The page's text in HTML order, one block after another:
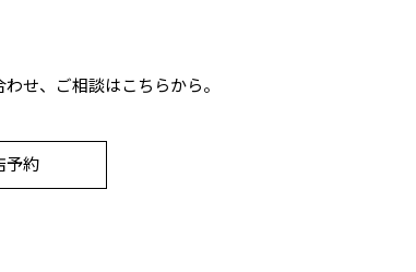
せ、ご相談はこちらから。
予約